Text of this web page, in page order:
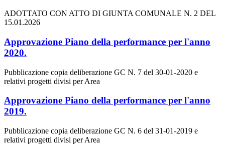
ADOTTATO CON ATTO DI GIUNTA COMUNALE N. 2 DEL
15.01.2026
Approvazione Piano della performance per l'anno
2020.
Pubblicazione copia deliberazione GC N. 7 del 30-01-2020 e
relativi progetti divisi per Area
Approvazione Piano della performance per l'anno
2019.
Pubblicazione copia deliberazione GC N. 6 del 31-01-2019 e
relativi progetti divisi per Area